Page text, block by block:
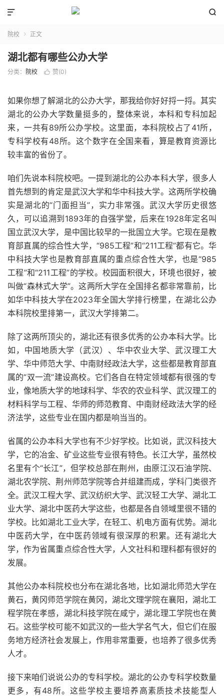


院校  正文
湖北都有哪些公办大学
分类： 院校  赞(0)
如果你想了解湖北的公办大学，那我给你好好捋一捋。其实
湖北的公办大学数量挺多的，整体来说，本科和专科加起
来，一共有89所公办学校。这里面，本科院校占了41所，
专科学校有48所。这个数字在全国来看，算是教育资源比
较丰富的省份了。
咱们先说本科院校吧。一提到湖北的公办本科大学，很多人
首先想到的肯定是武汉大学和华中科技大学。这两所学校确
实是湖北的“门面担当”，实力非常强。武汉大学历史很悠
久，可以追溯到1893年的自强学堂，后来在1928年定名叫
国立武汉大学，是中国比较早的一批国立大学。它现在是教
育部直属的综合性大学，“985工程”和“211工程”都有它。华
中科技大学也是教育部直属的重点综合性大学，也是“985
工程”和“211工程”的学校。校园面积很大，环境也很好，被
叫做“森林式大学”。这两所大学在全国排名都非常靠前，比
如华中科技大学在2023年全国大学排行榜里，在湖北公办
本科院校里排第一，武汉大学排第二。
除了这两所顶尖的，湖北还有很多优秀的公办本科大学。比
如，中国地质大学（武汉）、华中农业大学、武汉理工大
学、华中师范大学、中南财经政法大学，这些都是教育部直
属的“双一流”建设高校。它们各自在特定领域都有很强的专
业，像地质大学的地球科学、华农的农业科学、武汉理工的
材料科学与工程、华师的师范教育、中南财经政法大学的经
济法学，这些专业在国内都是响当当的。
省属的公办本科大学也有不少好学校。比如说，武汉科技大
学，它的冶金、矿业这些专业很有特色。长江大学，虽然校
名里有个“长江”，但学校总部在荆州，由原江汉石油学院、
湖北农学院、荆州师范学院等合并组建而成，学科门类很齐
全。武汉工程大学、武汉纺织大学、武汉轻工大学、湖北工
业大学、湖北中医药大学这些，也都是各自领域里很不错的
学校。比如湖北工业大学，在轻工、机电方面有优势。湖北
中医药大学，在中医药领域有很深厚的积累。还有湖北大
学，作为省属重点综合性大学，人文社科和理科都有很好的
发展。
其他公办本科院校也分布在湖北各地，比如湖北师范大学在
黄石，黄冈师范学院在黄冈，湖北文理学院在襄阳，湖北工
程学院在孝感，湖北科技学院在咸宁，湖北理工学院也在黄
石。这些学校可能不如武汉的一些大学名气大，但它们在服
务地方经济社会发展上，作用非常重要，也培养了很多优秀
人才。
接下来咱们说说公办的专科学校。湖北的公办专科学校数量
更多，有48所。这些学校主要培养高素质技术技能型人